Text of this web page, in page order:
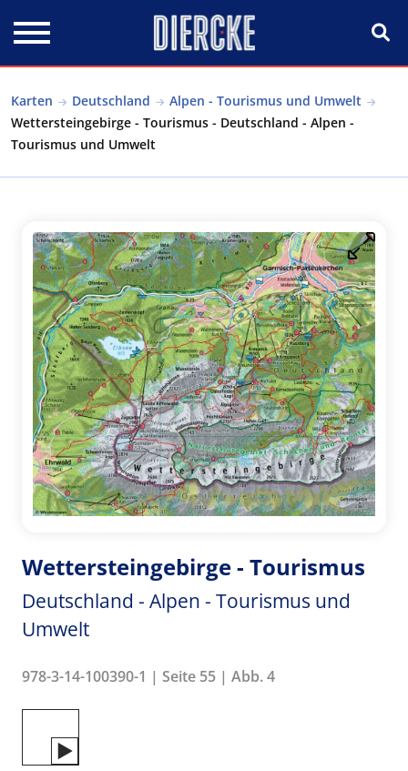
Karten Deutschland
Alpen - Tourismus und Umwelt
Wettersteingebirge - Tourismus - Deutschland - Alpen -
Tourismus und Umwelt
Wettersteingebirge - Tourismus
Deutschland - Alpen - Tourismus und
Umwelt
978-3-14-100390-1 | Seite 55 | Abb. 4